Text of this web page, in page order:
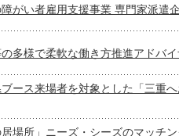
がい者雇用支援事業 専門家派遣
多様で柔軟な働き方推進アドバ
ース来場者を対象とした「三重
場所」ニーズ・シーズのマッチ